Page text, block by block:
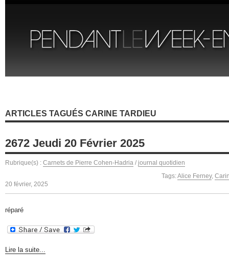
ARTICLES TAGUÉS CARINE TARDIEU
2672 Jeudi 20 Février 2025
Rubrique(s) : Carnets de Pierre Cohen-Hadria / journal quotidien
Tags:Alice Ferney,
20 février, 2025
réparé
Lire la suite...